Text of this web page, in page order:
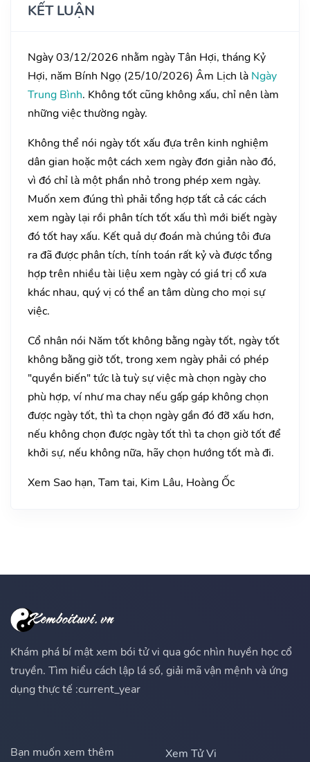
KẾT LUẬN
Ngày 03/12/2026 nhằm ngày Tân Hợi, tháng Kỷ
Hợi, năm Bính Ngọ (25/10/2026) Âm Lịch là Ngày
Trung Bình. Không tốt cũng không xấu, chỉ nên làm
những việc thường ngày.
Không thể nói ngày tốt xấu đựa trên kinh nghiệm
dân gian hoặc một cách xem ngày đơn giản nào đó,
vì đó chỉ là một phần nhỏ trong phép xem ngày.
Muốn xem đúng thì phải tổng hợp tất cả các cách
xem ngày lại rồi phân tích tốt xấu thì mới biết ngày
đó tốt hay xấu. Kết quả dự đoán mà chúng tôi đưa
ra đã được phân tích, tính toán rất kỷ và được tổng
hợp trên nhiều tài liệu xem ngày có giá trị cổ xưa
khác nhau, quý vị có thể an tâm dùng cho mọi sự
việc.
Cổ nhân nói Năm tốt không bằng ngày tốt, ngày tốt
không bằng giờ tốt, trong xem ngày phải có phép
"quyền biến" tức là tuỳ sự việc mà chọn ngày cho
phù hợp, ví như ma chay nếu gấp gáp không chọn
được ngày tốt, thì ta chọn ngày gần đó đỡ xấu hơn,
nếu không chọn được ngày tốt thì ta chọn giờ tốt để
khởi sự, nếu không nữa, hãy chọn hướng tốt mà đi.
Xem Sao hạn, Tam tai, Kim Lâu, Hoàng Ốc
Khám phá bí mật xem bói tử vi qua góc nhìn huyền học cổ
truyền. Tìm hiểu cách lập lá số, giải mã vận mệnh và ứng
dụng thực tế :current_year
Bạn muốn xem thêm Xem Tử Vi